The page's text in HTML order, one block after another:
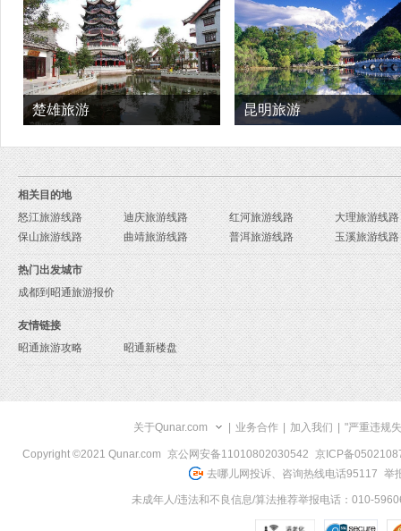
楚雄旅游 昆明旅游
相关目的地
怒江旅游线路
迪庆旅游线路 红河旅游线路
大理旅游线路
保山旅游线路
曲靖旅游线路 普洱旅游线路 玉溪旅游线路
热门出发城市
成都到昭通旅游报价
友情链接
昭通旅游攻略
昭通新楼盘
关于Qunar.com 业务合作 加入我们 "严重违规
Copyright ©2021 Qunar.com 京公网安备11010802030542
京ICP备
去哪儿网投诉、咨询热线电话95117 举
未成年人/违法和不良信息/算法推荐举报电话：010-